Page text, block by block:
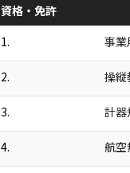
資格・免許
1.
事業
2. 操縦
3. 計器
4. 航空